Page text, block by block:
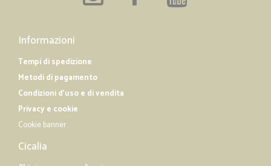
stinchi di maiale precotti eccelente
Informazioni
Tempi di spedizione
Metodi di pagamento
Condizioni d'uso e di vendita
Privacy e cookie
Cookie banner
Cicalia